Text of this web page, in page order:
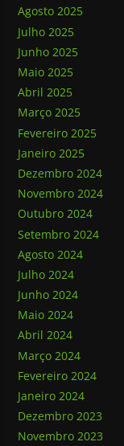
Agosto 2025
Julho 2025
Junho 2025
Maio 2025
Abril 2025
Março 2025
Fevereiro 2025
Janeiro 2025
Dezembro 2024
Novembro 2024
Outubro 2024
Setembro 2024
Agosto 2024
Julho 2024
Junho 2024
Maio 2024
Abril 2024
Março 2024
Fevereiro 2024
Janeiro 2024
Dezembro 2023
Novembro 2023